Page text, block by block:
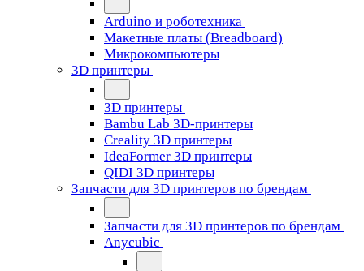
Arduino и роботехника
Макетные платы (Breadboard)
Микрокомпьютеры
3D принтеры
3D принтеры
Bambu Lab 3D-принтеры
Creality 3D принтеры
IdeaFormer 3D принтеры
QIDI 3D принтеры
Запчасти для 3D принтеров по брендам
Запчасти для 3D принтеров по брендам
Anycubic